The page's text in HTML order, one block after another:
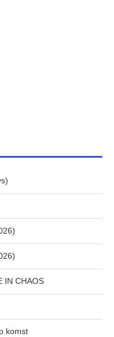
IN CHAOS
komst